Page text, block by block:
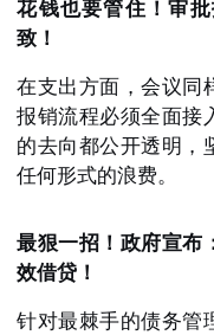
花钱也要管住！审
致！
在支出方面，会议同
报销流程必须全面接
的去向都公开透明，
任何形式的浪费。
最狠一招！政府宣布
效借贷！
针对最棘手的债务管